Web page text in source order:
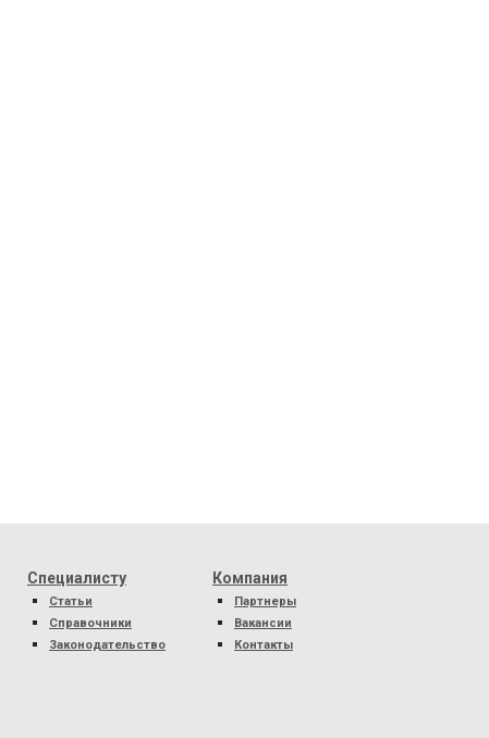
Специалисту
Статьи
Справочники
Законодательство
Компания
Партнеры
Вакансии
Контакты